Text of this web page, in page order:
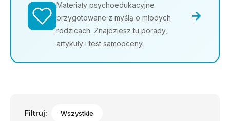
Materiały psychoedukacyjne
przygotowane z myślą o młodych
rodzicach. Znajdziesz tu porady,
artykuły i test samooceny.
→
Filtruj: Wszystkie